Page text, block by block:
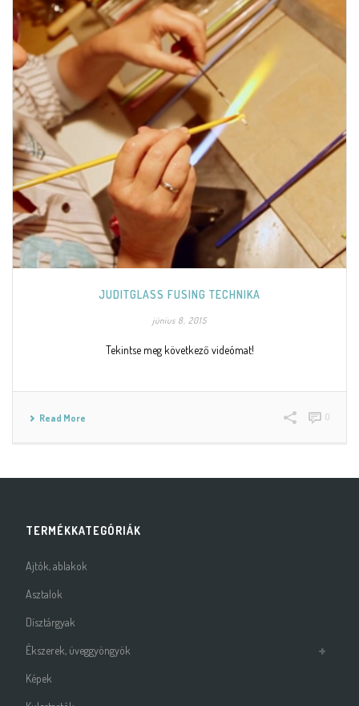
JUDITGLASS FUSING TECHNIKA
június 8, 2015
Tekintse meg következő videómat!
Read More 0
TERMÉKKATEGÓRIÁK
Ajtók, ablakok
Asztalok
Dísztárgyak
Ékszerek, üveggyöngyök
Képek